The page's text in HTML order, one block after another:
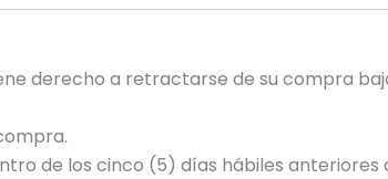
derecho a retractarse de su compra
de los cinco (5) días hábiles anteriores